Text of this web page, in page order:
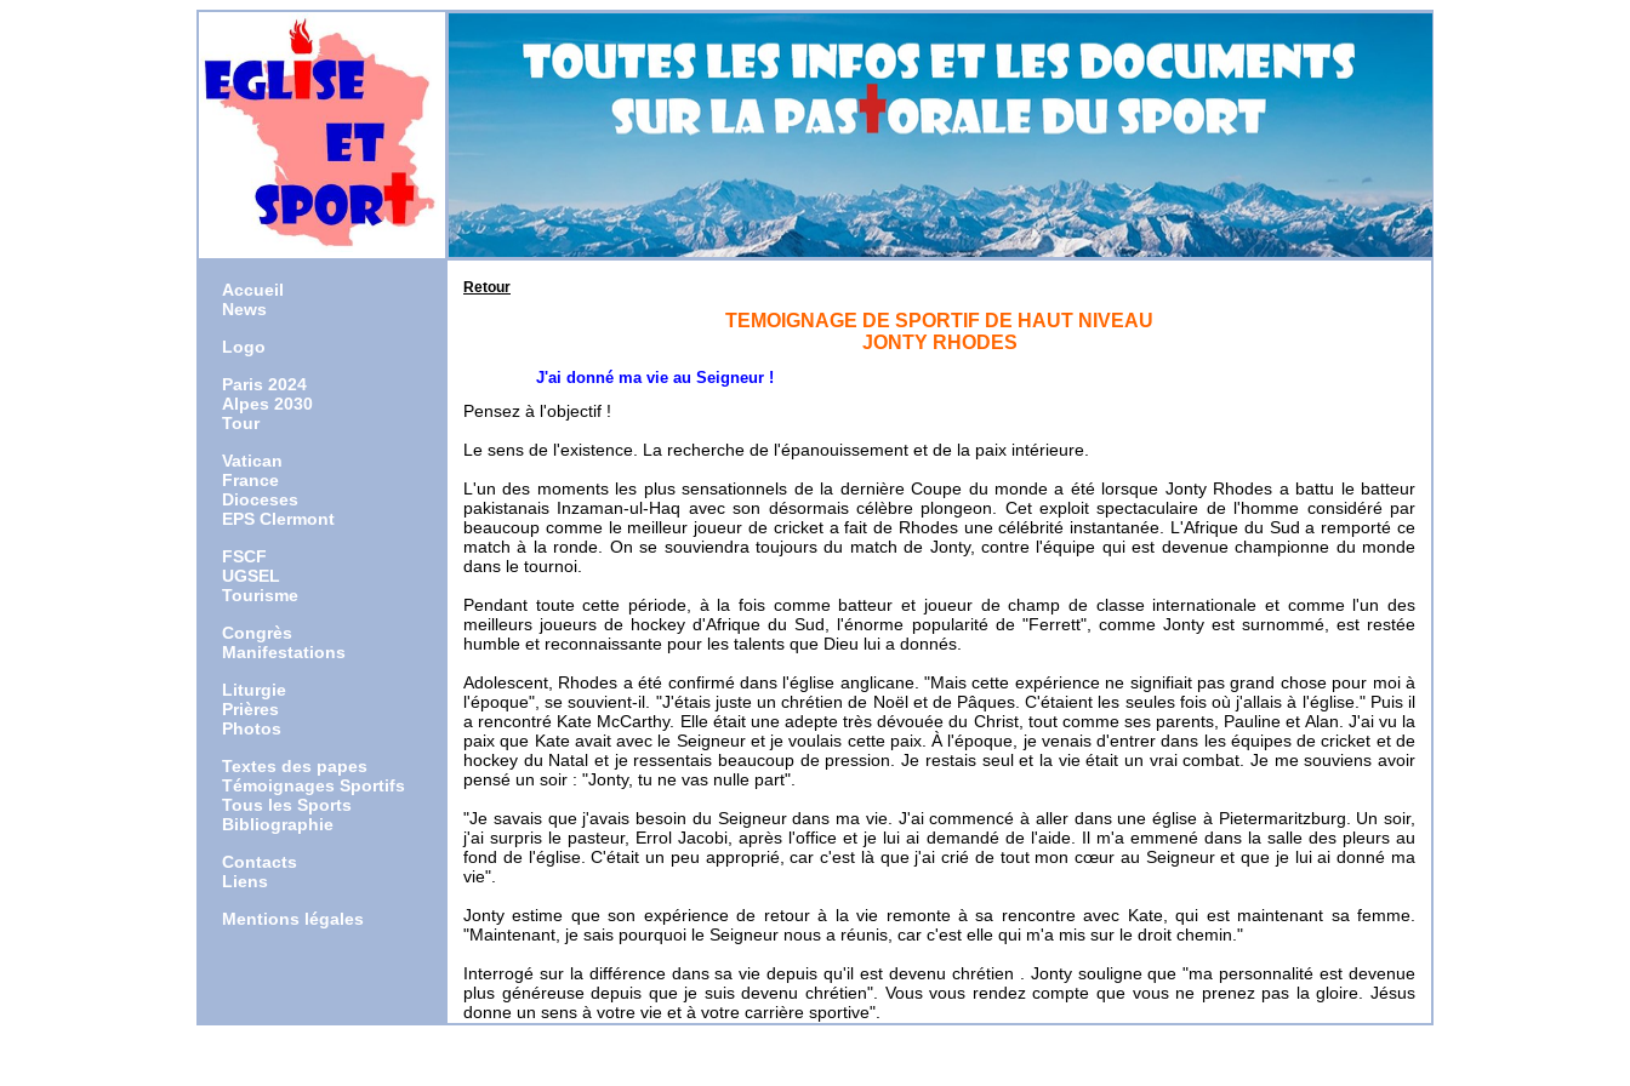
Accueil
News
Logo
Paris 2024
Alpes 2030
Tour
Vatican
France
Dioceses
EPS Clermont
FSCF
UGSEL
Tourisme
Congrès
Manifestations
Liturgie
Prières
Photos
Textes des papes
Témoignages Sportifs
Tous les Sports
Bibliographie
Contacts
Liens
Mentions légales
Retour
TEMOIGNAGE DE SPORTIF DE HAUT NIVEAU
JONTY RHODES
J'ai donné ma vie au Seigneur !
Pensez à l'objectif !
Le sens de l'existence. La recherche de l'épanouissement et de la paix intérieure.
L'un des moments les plus sensationnels de la dernière Coupe du monde a été lorsque Jonty Rhodes a battu le batteur
pakistanais Inzaman-ul-Haq avec son désormais célèbre plongeon. Cet exploit spectaculaire de l'homme considéré par
beaucoup comme le meilleur joueur de cricket a fait de Rhodes une célébrité instantanée. L'Afrique du Sud a remporté ce
match à la ronde. On se souviendra toujours du match de Jonty, contre l'équipe qui est devenue championne du monde
dans le tournoi.
Pendant toute cette période, à la fois comme batteur et joueur de champ de classe internationale et comme l'un des
meilleurs joueurs de hockey d'Afrique du Sud, l'énorme popularité de "Ferrett", comme Jonty est surnommé, est restée
humble et reconnaissante pour les talents que Dieu lui a donnés.
Adolescent, Rhodes a été confirmé dans l'église anglicane. "Mais cette expérience ne signifiait pas grand chose pour moi à
l'époque", se souvient-il. "J'étais juste un chrétien de Noël et de Pâques. C'étaient les seules fois où j'allais à l'église." Puis il
a rencontré Kate McCarthy. Elle était une adepte très dévouée du Christ, tout comme ses parents, Pauline et Alan. J'ai vu la
paix que Kate avait avec le Seigneur et je voulais cette paix. À l'époque, je venais d'entrer dans les équipes de cricket et de
hockey du Natal et je ressentais beaucoup de pression. Je restais seul et la vie était un vrai combat. Je me souviens avoir
pensé un soir : "Jonty, tu ne vas nulle part".
"Je savais que j'avais besoin du Seigneur dans ma vie. J'ai commencé à aller dans une église à Pietermaritzburg. Un soir,
j'ai surpris le pasteur, Errol Jacobi, après l'office et je lui ai demandé de l'aide. Il m'a emmené dans la salle des pleurs au
fond de l'église. C'était un peu approprié, car c'est là que j'ai crié de tout mon cœur au Seigneur et que je lui ai donné ma
vie".
Jonty estime que son expérience de retour à la vie remonte à sa rencontre avec Kate, qui est maintenant sa femme.
"Maintenant, je sais pourquoi le Seigneur nous a réunis, car c'est elle qui m'a mis sur le droit chemin."
Interrogé sur la différence dans sa vie depuis qu'il est devenu chrétien . Jonty souligne que "ma personnalité est devenue
plus généreuse depuis que je suis devenu chrétien". Vous vous rendez compte que vous ne prenez pas la gloire. Jésus
donne un sens à votre vie et à votre carrière sportive".